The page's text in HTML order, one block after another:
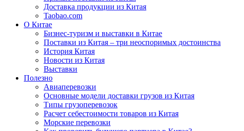
Доставка продукции из Китая
Taobao.com
О Китае
Бизнес-туризм и выставки в Китае
Поставки из Китая – три неоспоримых достоинства
История Китая
Новости из Китая
Выставки
Полезно
Авиаперевозки
Основные модели доставки грузов из Китая
Типы грузоперевозок
Расчет себестоимости товаров из Китая
Морские перевозки